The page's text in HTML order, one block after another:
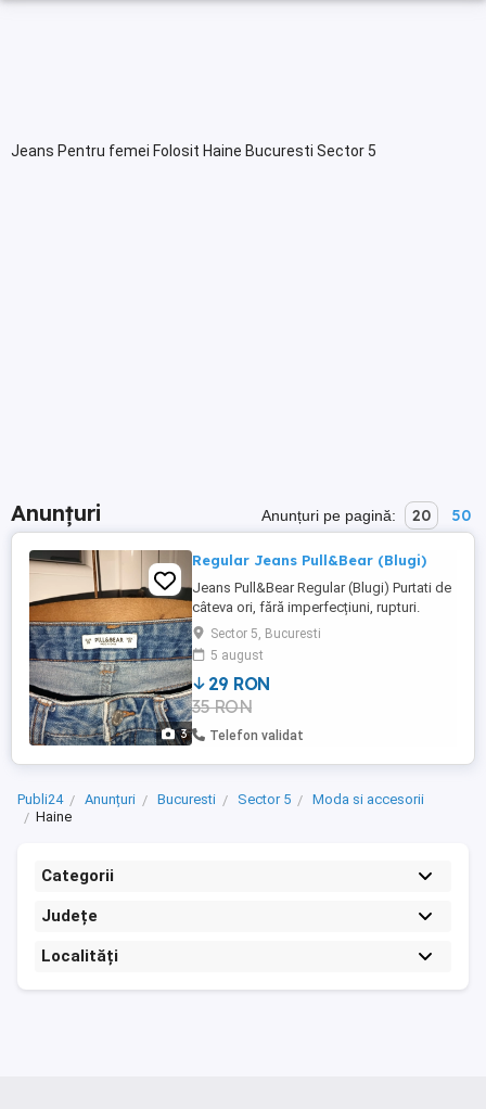
Jeans Pentru femei Folosit Haine Bucuresti Sector 5
Anunțuri Anunțuri pe pagină: 20 50
3
Regular Jeans Pull&Bear (Blugi)
Jeans Pull&Bear Regular (Blugi) Purtati de
câteva ori, fără imperfecțiuni, rupturi.
Culoare: Albastru Denim Mărime: 38 Preț:
29 Lei (Negociabil)
Sector 5, Bucuresti
5 august
29 RON
35 RON
Telefon validat
Publi24 Anunțuri Bucuresti Sector 5
Moda si accesorii
Haine
Categorii
Județe
Localități